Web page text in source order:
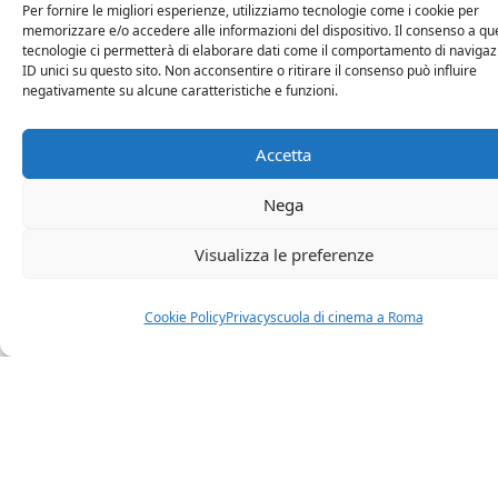
Per fornire le migliori esperienze, utilizziamo tecnologie come i cookie per
memorizzare e/o accedere alle informazioni del dispositivo. Il consenso a
tecnologie ci permetterà di elaborare dati come il comportamento di
ID unici su questo sito. Non acconsentire o ritirare il consenso può influire
negativamente su alcune caratteristiche e funzioni.
Accetta
Nega
Visualizza le preferenze
Cookie PolicyPrivacyscuola di cinema a Roma
Si tratta di sei storie che raccontano un tema di
fondamentale importanza, l’
dagli anni Cinquanta fino ai giorni nostri, che però
sono legate l’una all’altra da un filo rosso che